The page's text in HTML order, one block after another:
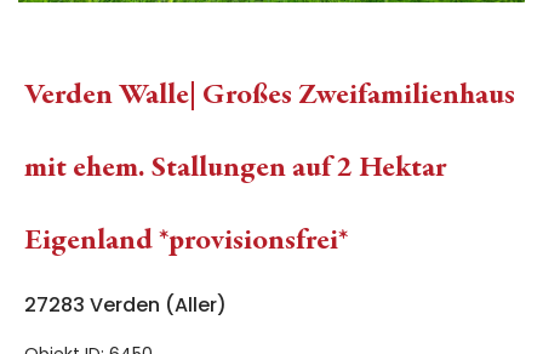
Verden Walle| Großes Zweifamilienhaus
mit ehem. Stallungen auf 2 Hektar
Eigenland *provisionsfrei*
27283 Verden (Aller)